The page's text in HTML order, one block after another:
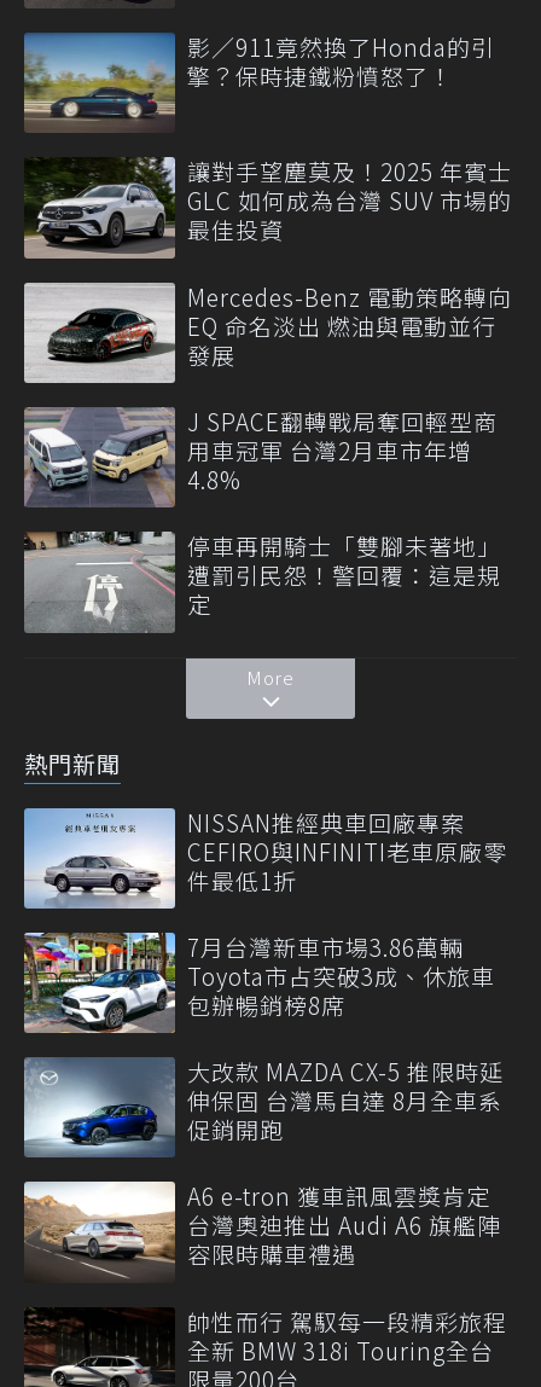
影／911竟然換了Honda的引
擎？保時捷鐵粉憤怒了！
讓對手望塵莫及！2025 年賓士
GLC 如何成為台灣 SUV 市場的
最佳投資
Mercedes-Benz 電動策略轉向
EQ 命名淡出 燃油與電動並行
發展
J SPACE翻轉戰局奪回輕型商
用車冠軍 台灣2月車市年增
4.8%
停車再開騎士「雙腳未著地」
遭罰引民怨！警回覆：這是規
定
More
熱門新聞
NISSAN推經典車回廠專案
CEFIRO與INFINITI老車原廠零
件最低1折
7月台灣新車市場3.86萬輛
Toyota市占突破3成、休旅車
包辦暢銷榜8席
大改款 MAZDA CX-5 推限時延
伸保固 台灣馬自達 8月全車系
促銷開跑
A6 e-tron 獲車訊風雲獎肯定
台灣奧迪推出 Audi A6 旗艦陣
容限時購車禮遇
帥性而行 駕馭每一段精彩旅程
全新 BMW 318i Touring全台
限量200台